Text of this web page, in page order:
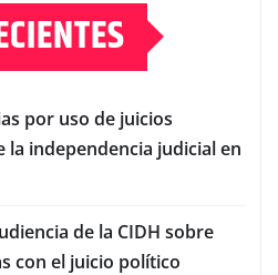
por uso de juicios
la independencia judicial en
de la CIDH sobre
con el juicio político